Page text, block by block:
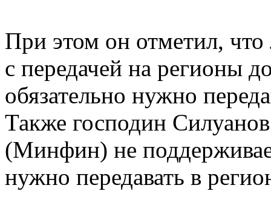
При этом он отметил, что
с передачей на регионы
обязательно нужно
Также господин
(Минфин) не
нужно передавать в